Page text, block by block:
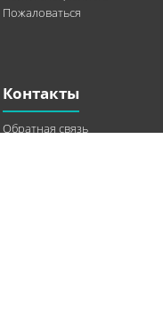
Пожаловаться
Контакты
Обратная связь